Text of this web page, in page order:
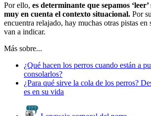
Por ello, es determinante que sepamos
muy en cuenta el contexto situacional. Por
encuentra relajado, hay muchas otras pistas
van a indicar.
Más sobre...
¿Qué hacen los perros cuando están a
consolarlos?
¿Para qué sirve la cola de los perros?
es en su vida